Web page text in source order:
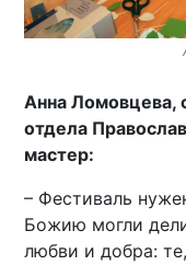
Анна Ломовцева,
отдела
мастер:
– Фестиваль
Божию могли
любви и добра: